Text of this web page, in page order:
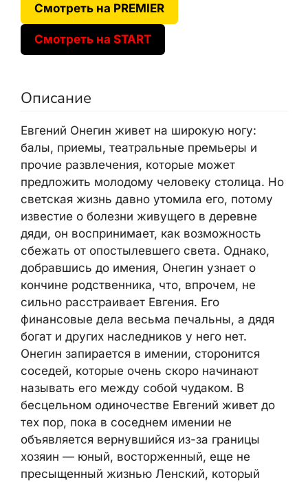
Смотреть на PREMIER
Смотреть на START
Описание
Евгений Онегин живет на широкую ногу:
балы, приемы, театральные премьеры и
прочие развлечения, которые может
предложить молодому человеку столица. Но
светская жизнь давно утомила его, потому
известие о болезни живущего в деревне
дяди, он воспринимает, как возможность
сбежать от опостылевшего света. Однако,
добравшись до имения, Онегин узнает о
кончине родственника, что, впрочем, не
сильно расстраивает Евгения. Его
финансовые дела весьма печальны, а дядя
богат и других наследников у него нет.
Онегин запирается в имении, сторонится
соседей, которые очень скоро начинают
называть его между собой чудаком. В
бесцельном одиночестве Евгений живет до
тех пор, пока в соседнем имении не
объявляется вернувшийся из-за границы
хозяин — юный, восторженный, еще не
пресыщенный жизнью Ленский, который